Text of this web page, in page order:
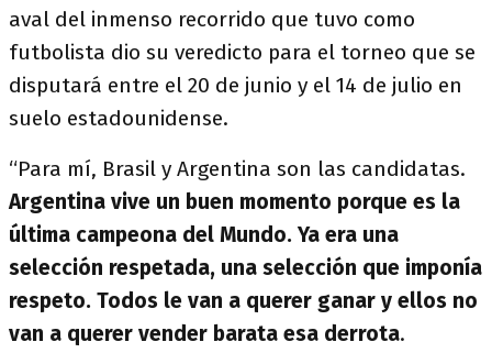
aval del inmenso recorrido que tuvo como
futbolista dio su veredicto para el torneo que se
disputará entre el 20 de junio y el 14 de julio en
suelo estadounidense.
“Para mí, Brasil y Argentina son las candidatas.
Argentina vive un buen momento porque es la
última campeona del Mundo. Ya era una
selección respetada, una selección que imponía
respeto. Todos le van a querer ganar y ellos no
van a querer vender barata esa derrota.